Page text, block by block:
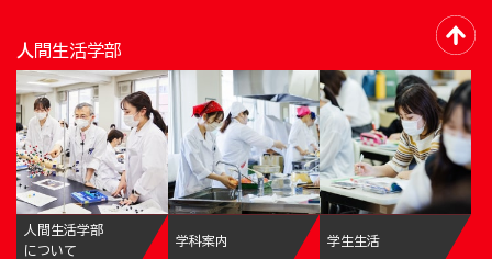
人間生活学部
人間生活学部
について
学科案内 学生生活